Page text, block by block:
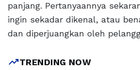
panjang. Pertanyaannya
ingin sekadar dikenal, atau
dan diperjuangkan oleh
trending_upTRENDING NOW